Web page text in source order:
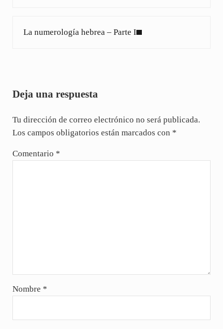
La numerología hebrea – Parte I
Deja una respuesta
Tu dirección de correo electrónico no será publicada.
Los campos obligatorios están marcados con *
Comentario *
Nombre *